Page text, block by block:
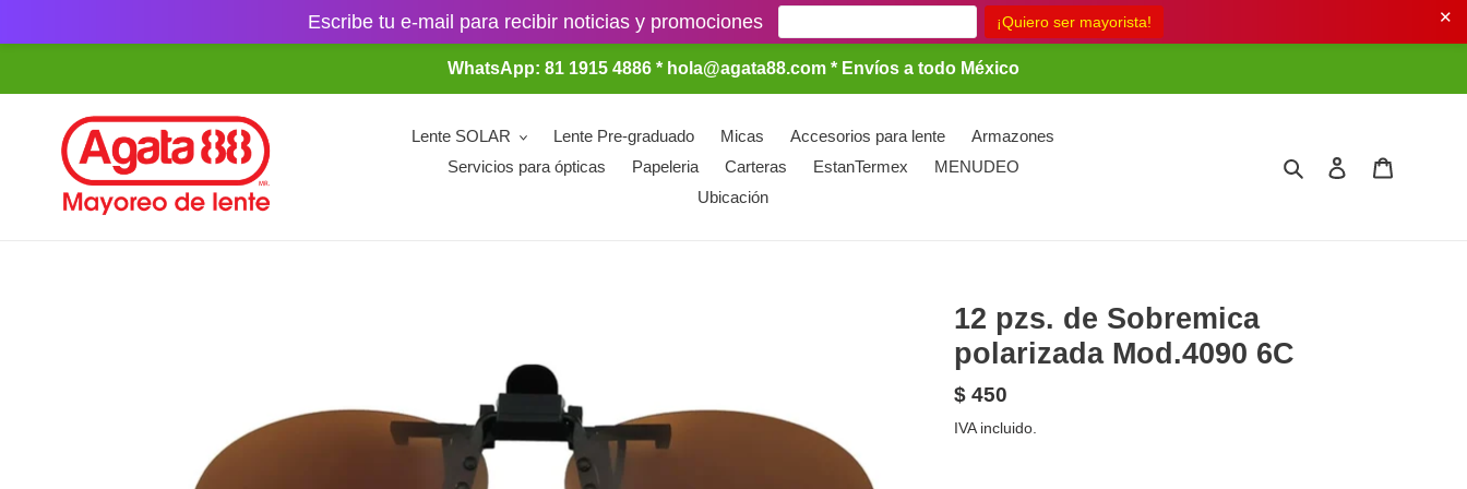
Escribe tu e-mail para recibir noticias y promociones ✕
contenido
WhatsApp: 81 1915 4886 * hola@agata88.com * Envíos a todo México
Lente SOLAR Lente Pre-graduado Micas Accesorios para lente
Armazones
Servicios para ópticas
Papeleria Carteras EstanTermex
MENUDEO
Ubicación
Buscar Ingresar
12 pzs. de Sobremica
polarizada Mod.4090 6C
Precio
habitual
$ 450
IVA incluido.